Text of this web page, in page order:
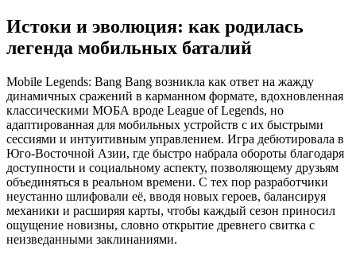
Истоки и эволюция: как родилась
легенда мобильных баталий
Mobile Legends: Bang Bang возникла как ответ на жажду
динамичных сражений в карманном формате, вдохновленная
классическими МОБА вроде League of Legends, но
адаптированная для мобильных устройств с их быстрыми
сессиями и интуитивным управлением. Игра дебютировала в
Юго-Восточной Азии, где быстро набрала обороты благодаря
доступности и социальному аспекту, позволяющему друзьям
объединяться в реальном времени. С тех пор разработчики
неустанно шлифовали её, вводя новых героев, балансируя
механики и расширяя карты, чтобы каждый сезон приносил
ощущение новизны, словно открытие древнего свитка с
неизведанными заклинаниями.